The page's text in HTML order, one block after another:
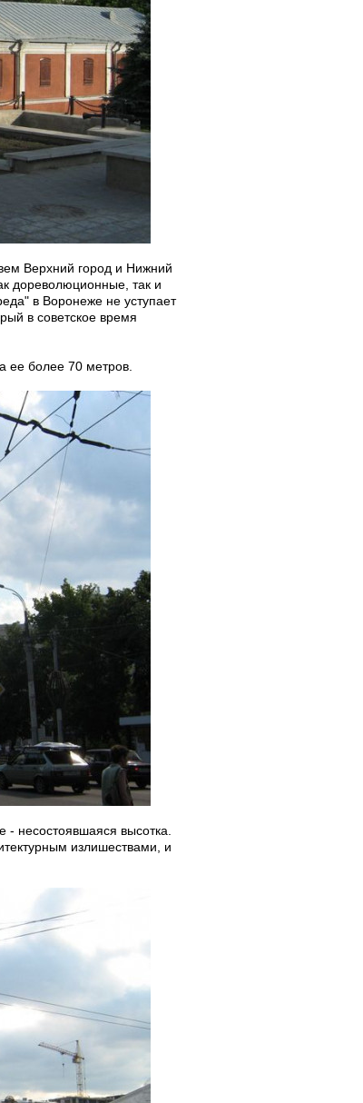
Верхний город и Нижний
дореволюционные, так и
в Воронеже не уступает
в советское время
более 70 метров.
несостоявшаяся высотка.
излишествами, и